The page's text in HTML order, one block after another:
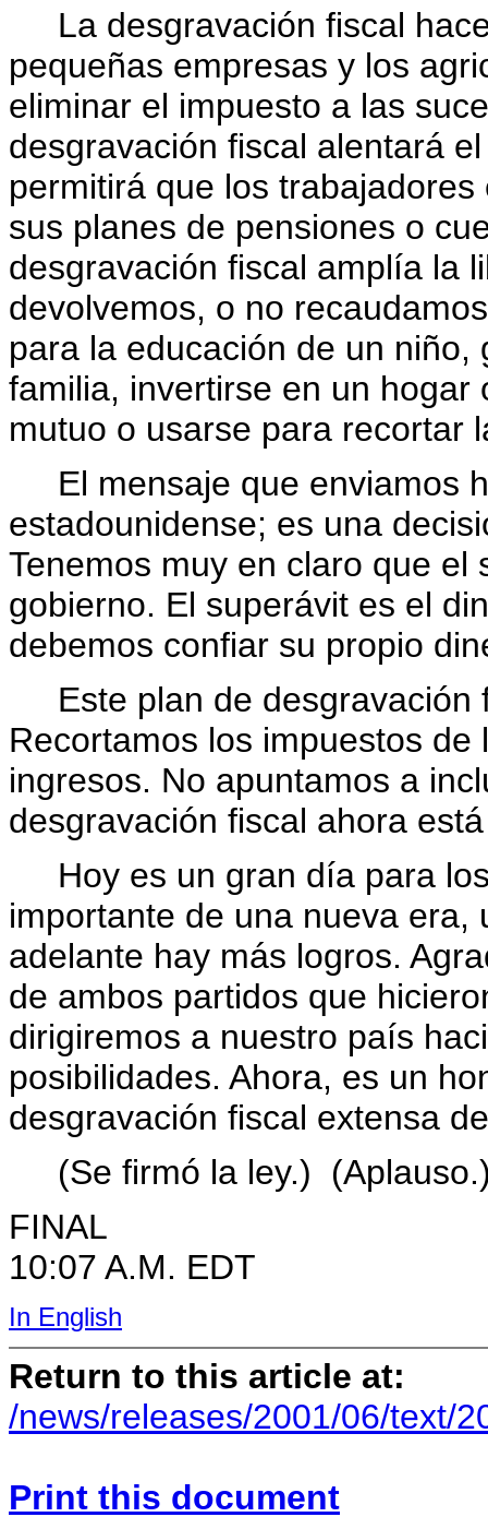
La desgravación fiscal
pequeñas empresas y los
eliminar el impuesto a las
desgravación fiscal alentará
permitirá que los
sus planes de pensiones o
desgravación fiscal amplía la
devolvemos, o no
para la educación de un
familia, invertirse en un
mutuo o usarse para recortar
El mensaje que enviamos
estadounidense; es una
Tenemos muy en claro que
gobierno. El superávit es el
debemos confiar su propio
Este plan de desgravación
Recortamos los impuestos
ingresos. No apuntamos a
desgravación fiscal ahora
Hoy es un gran día para
importante de una nueva era,
adelante hay más logros.
de ambos partidos que
dirigiremos a nuestro país
posibilidades. Ahora, es un
desgravación fiscal extensa
(Se firmó la ley.)
FINAL
10:07 A.M. EDT
In English
Return to this article at:
/news/releases/2001/06/text/
Print this document